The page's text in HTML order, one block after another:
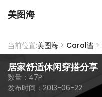
美图海
当前位置:美图海 > Carol酱 >
居家舒适休闲穿搭分享
数量： 47P
发布时间： 2013-06-22